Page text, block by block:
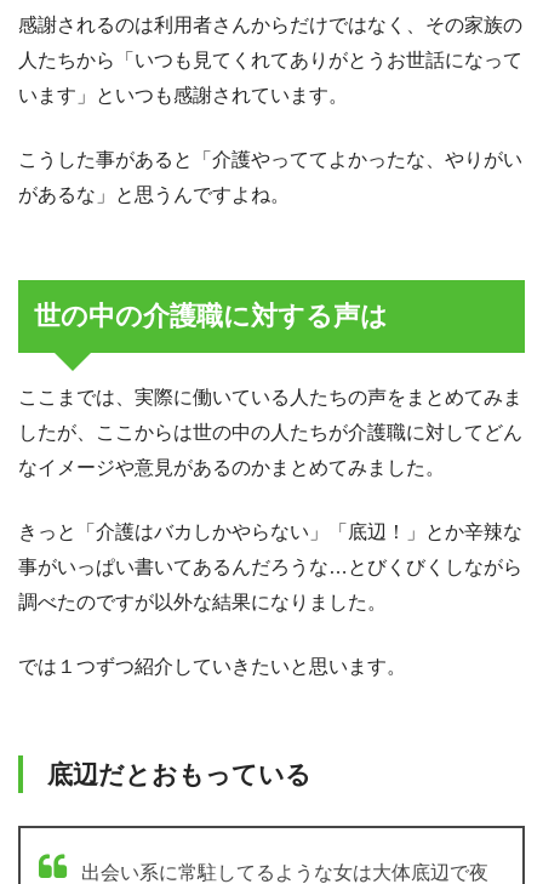
感謝されるのは利用者さんからだけではなく、その家族の
人たちから「いつも見てくれてありがとうお世話になって
います」といつも感謝されています。
こうした事があると「介護やっててよかったな、やりがい
があるな」と思うんですよね。
世の中の介護職に対する声は
ここまでは、実際に働いている人たちの声をまとめてみま
したが、ここからは世の中の人たちが介護職に対してどん
なイメージや意見があるのかまとめてみました。
きっと「介護はバカしかやらない」「底辺！」とか辛辣な
事がいっぱい書いてあるんだろうな…とびくびくしながら
調べたのですが以外な結果になりました。
では１つずつ紹介していきたいと思います。
底辺だとおもっている
出会い系に常駐してるような女は大体底辺で夜